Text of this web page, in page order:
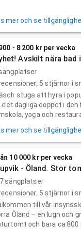
mer och se
- 8 200 kr per vecka
Avskilt nära bad
5 stjärnor i
stuga att hyra i
det dagliga doppet i den
yoga och
mer och se
10 000 kr per vecka
- Öland. Stor
sängplatser
5 stjärnor i
till vår
Öland – en lugn och
och bara ca 800